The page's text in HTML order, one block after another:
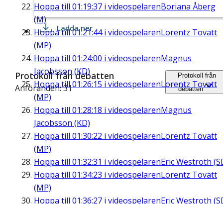
Hoppa till 01:19:37 i videospelarenBoriana Åberg
(M)
Hoppa till01:21:44i videospelarenLorentz Tovatt
(MP)
Hoppa till 01:24:00 i videospelarenMagnus
Jacobsson (KD)
Hoppa till01:26:15 i videospelarenLorentz Tovatt
(MP)
Hoppa till 01:28:18 i videospelarenMagnus
Jacobsson (KD)
Hoppa till 01:30:22 i videospelarenLorentz Tovatt
(MP)
Hoppa till 01:32:31 i videospelarenEric Westroth
Hoppa till 01:34:23 i videospelarenLorentz Tovatt
(MP)
Hoppa till 01:36:27 i videospelarenEric Westroth
Ladda ner
Protokoll från debatten
Anföranden: 31
Protokoll från
debatten